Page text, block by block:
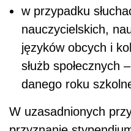
w przypadku
nauczycielskich,
języków obcych i
służb społecznych
danego roku
W uzasadnionych